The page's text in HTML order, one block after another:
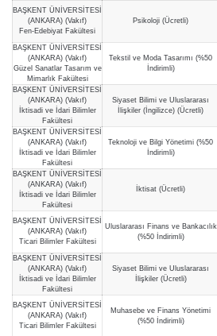
BAŞKENT ÜNİVERSİTESİ
(ANKARA) (Vakıf)
Fen-Edebiyat Fakültesi
Psikoloji (Ücretli)
BAŞKENT ÜNİVERSİTESİ
(ANKARA) (Vakıf)
Güzel Sanatlar Tasarım ve
Mimarlık Fakültesi
Tekstil ve Moda Tasarımı (%50
İndirimli)
BAŞKENT ÜNİVERSİTESİ
(ANKARA) (Vakıf)
İktisadi ve İdari Bilimler
Fakültesi
Siyaset Bilimi ve Uluslararası
İlişkiler (İngilizce) (Ücretli)
BAŞKENT ÜNİVERSİTESİ
(ANKARA) (Vakıf)
İktisadi ve İdari Bilimler
Fakültesi
Teknoloji ve Bilgi Yönetimi (%50
İndirimli)
BAŞKENT ÜNİVERSİTESİ
(ANKARA) (Vakıf)
İktisadi ve İdari Bilimler
Fakültesi
İktisat (Ücretli)
BAŞKENT ÜNİVERSİTESİ
(ANKARA) (Vakıf)
Ticari Bilimler Fakültesi
Uluslararası Finans ve Bankacılık
(%50 İndirimli)
BAŞKENT ÜNİVERSİTESİ
(ANKARA) (Vakıf)
İktisadi ve İdari Bilimler
Fakültesi
Siyaset Bilimi ve Uluslararası
İlişkiler (Ücretli)
BAŞKENT ÜNİVERSİTESİ
(ANKARA) (Vakıf)
Ticari Bilimler Fakültesi
Muhasebe ve Finans Yönetimi
(%50 İndirimli)